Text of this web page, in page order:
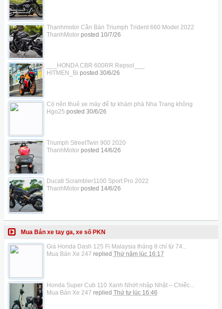
Thanhmotor Cần Bán Triumph Trident 660 Model 2022
ThanhMotorposted 10/7/26
___HONDA CBR 600RR Repsol___
HITMEN_Bi posted 30/6/26
Có nên thuê xe máy để tự khám phá Nha Trang không
Hgo25 posted 30/6/26
Triumph StreetTwin 900 2020
ThanhMotorposted 14/6/26
Ducati Scrambler1100 Sport Pro 2022
ThanhMotorposted 14/6/26
Mua Bán xe tay ga, xe số PKN
Giá Honda Dash 125 Fi Malaysia tháng 8 chỉ từ 74...
Mua Bán Xe 247 replied Thứ năm lúc 16:17
Honda Super Cub 110 Xanh Nhớt nhập Nhật – Chiếc...
Mua Bán Xe 247 replied Thứ tư lúc 16:46